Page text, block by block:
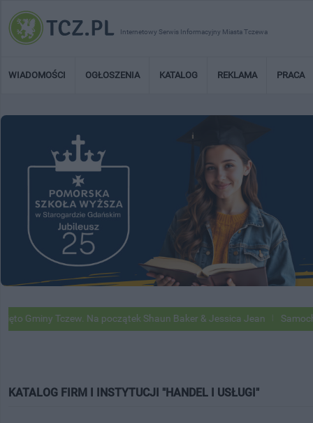
Internetowy Serwis Informacyjny Miasta Tczewa
WIADOMOŚCI OGŁOSZENIA KATALOG REKLAMA PRACA
Tczew. Na początek Shaun Baker & Jessica Jean Samochody
KATALOG FIRM I INSTYTUCJI "HANDEL I USŁUGI"